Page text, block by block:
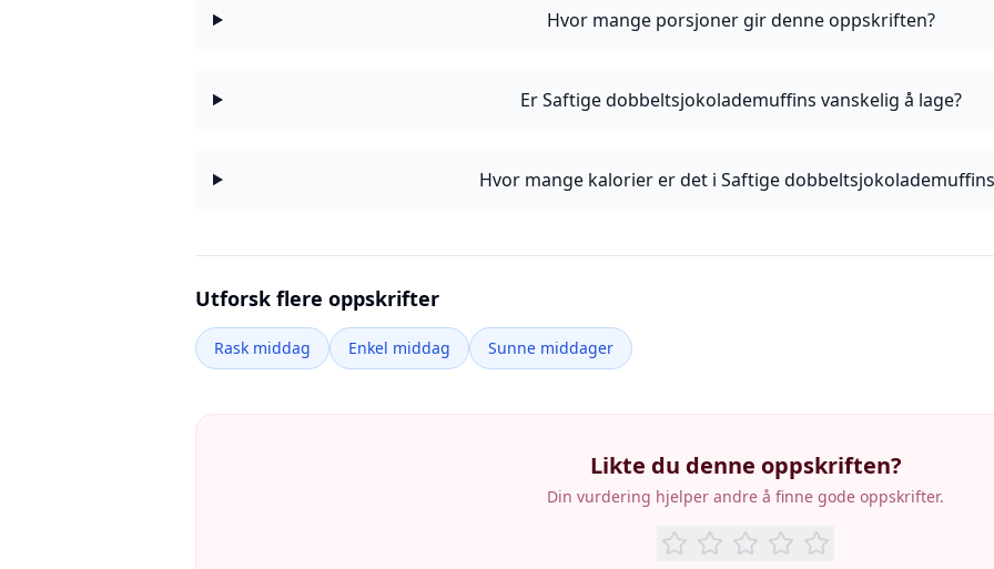
Hvor mange porsjoner gir denne oppskriften?
Er Saftige dobbeltsjokolademuffins vanskelig å lage?
Hvor mange kalorier er det i Saftige
Utforsk flere oppskrifter
Rask middag Enkel middag Sunne middager
Likte du denne oppskriften?
Din vurdering hjelper andre å finne gode oppskrifter.